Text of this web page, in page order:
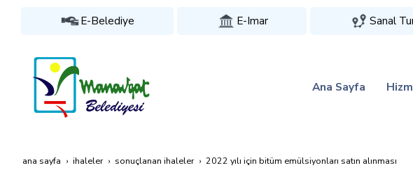
E-Belediye E-Imar Sanal
Ana Sayfa
ana sayfa i̇haleler sonuçlanan i̇haleler 2022 yili i̇çi̇n bi̇tüm emülsi̇yonlari satin alinmasi